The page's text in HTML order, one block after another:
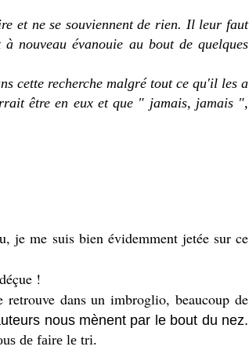
et ne se souviennent de rien. Il leur faut
nouveau évanouie au bout de quelques
cette recherche malgré tout ce qu'il les a
être en eux et que " jamais, jamais ",
je me suis bien évidemment jetée sur ce
!
retrouve dans un imbroglio, beaucoup de
nous mènent par le bout du nez.
de faire le tri.